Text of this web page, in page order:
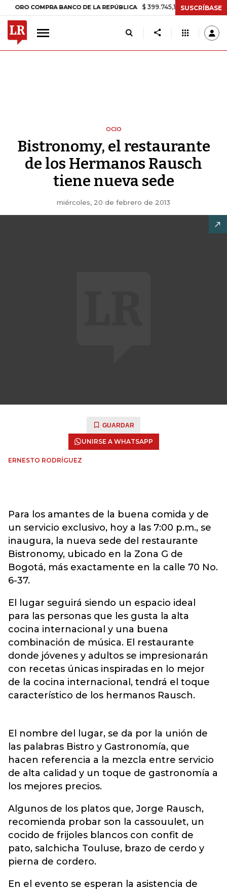
COMPRA BANCO DE LA REPÚBLICA $ 399.745,16 +$ 2.295,71 +0,58%
SUSCRÍBASE
OCIO
Bistronomy, el restaurante
de los Hermanos Rausch
tiene nueva sede
miércoles, 20 de febrero de 2013
GUARDAR
UNIRSE A WHATSAPP
ERNESTO RODRÍGUEZ
Para los amantes de la buena comida y de
un servicio exclusivo, hoy a las 7:00 p.m., se
inaugura, la nueva sede del restaurante
Bistronomy, ubicado en la Zona G de
Bogotá, más exactamente en la calle 70 No.
6-37.
El lugar seguirá siendo un espacio ideal
para las personas que les gusta la alta
cocina internacional y una buena
combinación de música. El restaurante
donde jóvenes y adultos se impresionarán
con recetas únicas inspiradas en lo mejor
de la cocina internacional, tendrá el toque
característico de los hermanos Rausch.
El nombre del lugar, se da por la unión de
las palabras Bistro y Gastronomía, que
hacen referencia a la mezcla entre servicio
de alta calidad y un toque de gastronomía a
los mejores precios.
Algunos de los platos que, Jorge Rausch,
recomienda probar son la cassouulet, un
cocido de frijoles blancos con confit de
pato, salchicha Touluse, brazo de cerdo y
pierna de cordero.
En el evento se esperan la asistencia de